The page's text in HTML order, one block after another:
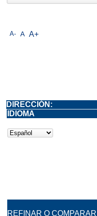
A- A A+
DIRECCIÓN:
IDIOMA
REFINAR O COMPARAR